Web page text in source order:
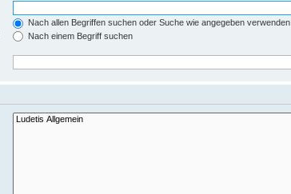
Nach allen Begriffen suchen oder Suche wie angegeben verwenden
Nach einem Begriff suchen